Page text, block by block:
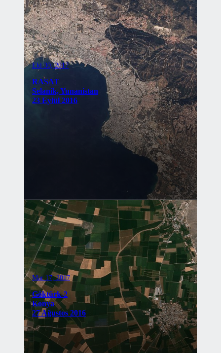
Eki 30, 2017
RASAT
Selanik, Yunanistan
23 Eylül 2016
Mar 17, 2017
Göktürk-2
Konya
27 Ağustos 2016